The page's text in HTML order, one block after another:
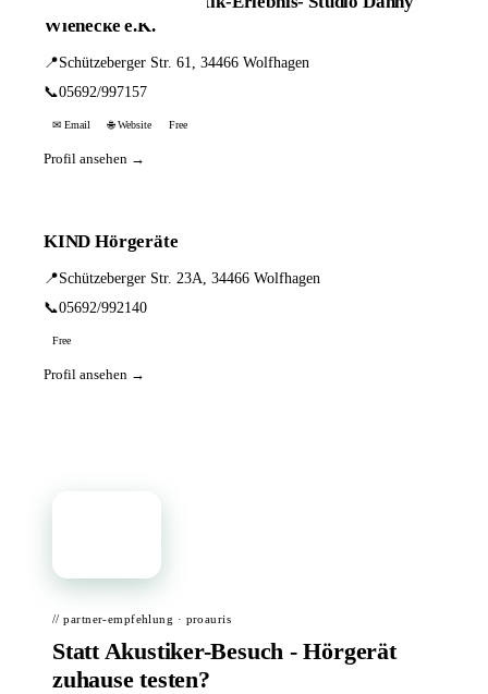
Wienecke e.K.
📍Schützeberger Str. 61, 34466 Wolfhagen
📞05692/997157
✉ Email 🌐 Website Free
Profil ansehen →
KIND Hörgeräte
📍Schützeberger Str. 23A, 34466 Wolfhagen
📞05692/992140
Free
Profil ansehen →
// partner-empfehlung · proauris
Statt Akustiker-Besuch - Hörgerät
zuhause testen?